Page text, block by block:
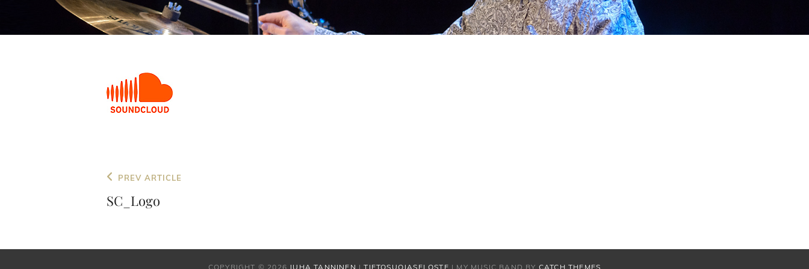
Artikkelien
selaus
Previous
Post
PREV ARTICLE
SC_Logo
COPYRIGHT © 2026 JUHA TANNINEN |TIETOSUOJASELOSTE | MY MUSIC BAND BY CATCH THEMES